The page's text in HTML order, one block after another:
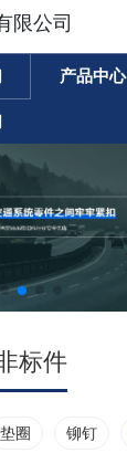
限公司
产品中心
标件
垫圈 铆钉